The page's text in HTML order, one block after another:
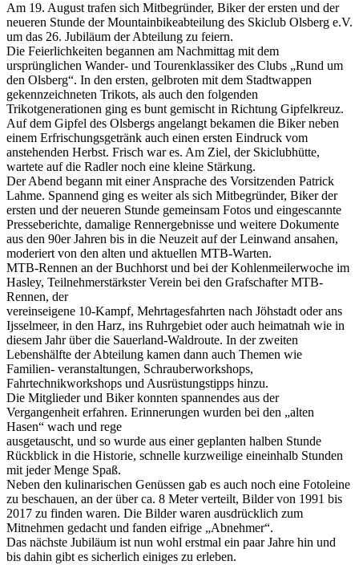
Am 19. August trafen sich Mitbegründer, Biker der ersten und der
neueren Stunde der Mountainbikeabteilung des Skiclub Olsberg e.V.
um das 26. Jubiläum der Abteilung zu feiern.
Die Feierlichkeiten begannen am Nachmittag mit dem
ursprünglichen Wander- und Tourenklassiker des Clubs „Rund um
den Olsberg“. In den ersten, gelbroten mit dem Stadtwappen
gekennzeichneten Trikots, als auch den folgenden
Trikotgenerationen ging es bunt gemischt in Richtung Gipfelkreuz.
Auf dem Gipfel des Olsbergs angelangt bekamen die Biker neben
einem Erfrischungsgetränk auch einen ersten Eindruck vom
anstehenden Herbst. Frisch war es. Am Ziel, der Skiclubhütte,
wartete auf die Radler noch eine kleine Stärkung.
Der Abend begann mit einer Ansprache des Vorsitzenden Patrick
Lahme. Spannend ging es weiter als sich Mitbegründer, Biker der
ersten und der neueren Stunde gemeinsam Fotos und eingescannte
Presseberichte, damalige Rennergebnisse und weitere Dokumente
aus den 90er Jahren bis in die Neuzeit auf der Leinwand ansahen,
moderiert von den alten und aktuellen MTB-Warten.
MTB-Rennen an der Buchhorst und bei der Kohlenmeilerwoche im
Hasley, Teilnehmerstärkster Verein bei den Grafschafter MTB-
Rennen, der
vereinseigene 10-Kampf, Mehrtagesfahrten nach Jöhstadt oder ans
Ijsselmeer, in den Harz, ins Ruhrgebiet oder auch heimatnah wie in
diesem Jahr über die Sauerland-Waldroute. In der zweiten
Lebenshälfte der Abteilung kamen dann auch Themen wie
Familien- veranstaltungen, Schrauberworkshops,
Fahrtechnikworkshops und Ausrüstungstipps hinzu.
Die Mitglieder und Biker konnten spannendes aus der
Vergangenheit erfahren. Erinnerungen wurden bei den „alten
Hasen“ wach und rege
ausgetauscht, und so wurde aus einer geplanten halben Stunde
Rückblick in die Historie, schnelle kurzweilige eineinhalb Stunden
mit jeder Menge Spaß.
Neben den kulinarischen Genüssen gab es auch noch eine Fotoleine
zu beschauen, an der über ca. 8 Meter verteilt, Bilder von 1991 bis
2017 zu finden waren. Die Bilder waren ausdrücklich zum
Mitnehmen gedacht und fanden eifrige „Abnehmer“.
Das nächste Jubiläum ist nun wohl erstmal ein paar Jahre hin und
bis dahin gibt es sicherlich einiges zu erleben.